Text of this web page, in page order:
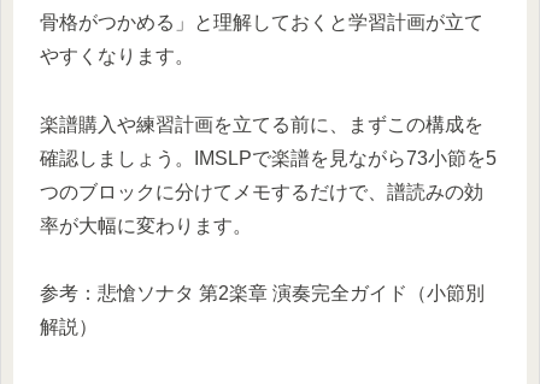
骨格がつかめる」と理解しておくと学習計画が立て
やすくなります。
楽譜購入や練習計画を立てる前に、まずこの構成を
確認しましょう。IMSLPで楽譜を見ながら73小節を5
つのブロックに分けてメモするだけで、譜読みの効
率が大幅に変わります。
参考：悲愴ソナタ 第2楽章 演奏完全ガイド（小節別
解説）